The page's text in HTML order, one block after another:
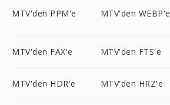
MTV'den PPM'e MTV'den WEBP'e
MTV'den FAX'e MTV'den FTS'e
MTV'den HDR'e MTV'den HRZ'e